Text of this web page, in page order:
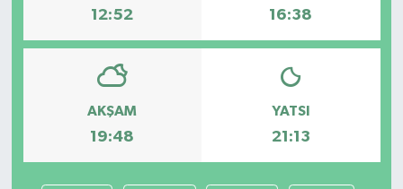
12:52 16:38
AKŞAM
19:48
YATSI
21:13